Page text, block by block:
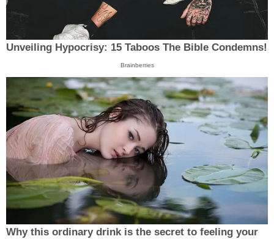
Unveiling Hypocrisy: 15 Taboos The Bible Condemns!
Brainberries
Why this ordinary drink is the secret to feeling your